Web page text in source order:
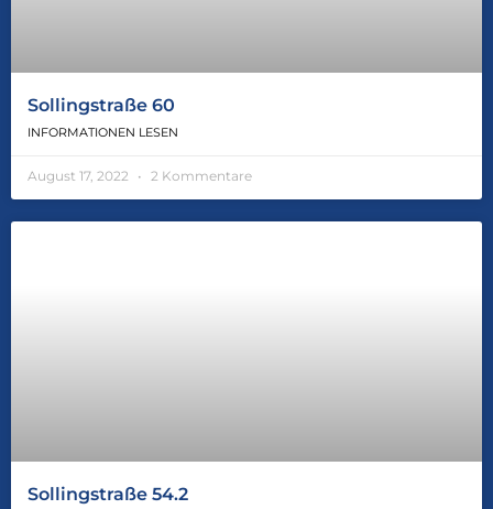
Sollingstraße 60
INFORMATIONEN LESEN
August 17, 2022 2 Kommentare
Sollingstraße 54.2